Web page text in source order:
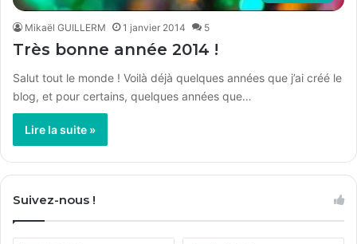
Mikaël GUILLERM 1 janvier 2014 5
Très bonne année 2014 !
Salut tout le monde ! Voilà déjà quelques années que j’ai créé le
blog, et pour certains, quelques années que…
Lire la suite »
Suivez-nous !